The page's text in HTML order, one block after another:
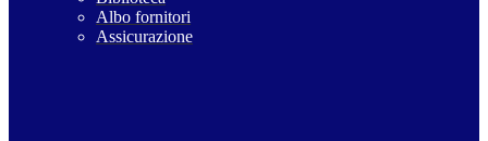
Albo fornitori
Assicurazione